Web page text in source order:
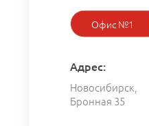
Офис №1
Адрес:
Новосибирск,
Бронная 35